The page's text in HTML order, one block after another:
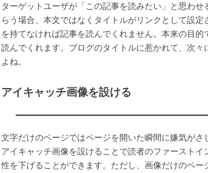
ターゲットユーザが「この記事を読みたい」と思わ
らう場合、本文ではなくタイトルがリンクとして設
を持てなければ記事を読んでくれません。本来の目
読んでくれます。ブログのタイトルに惹かれて、次
よね。
アイキャッチ画像を設ける
文字だけのページではページを開いた瞬間に嫌気がさ
アイキャッチ画像を設けることで読者のファースト
性を下げることができます。ただし、画像だけのペ